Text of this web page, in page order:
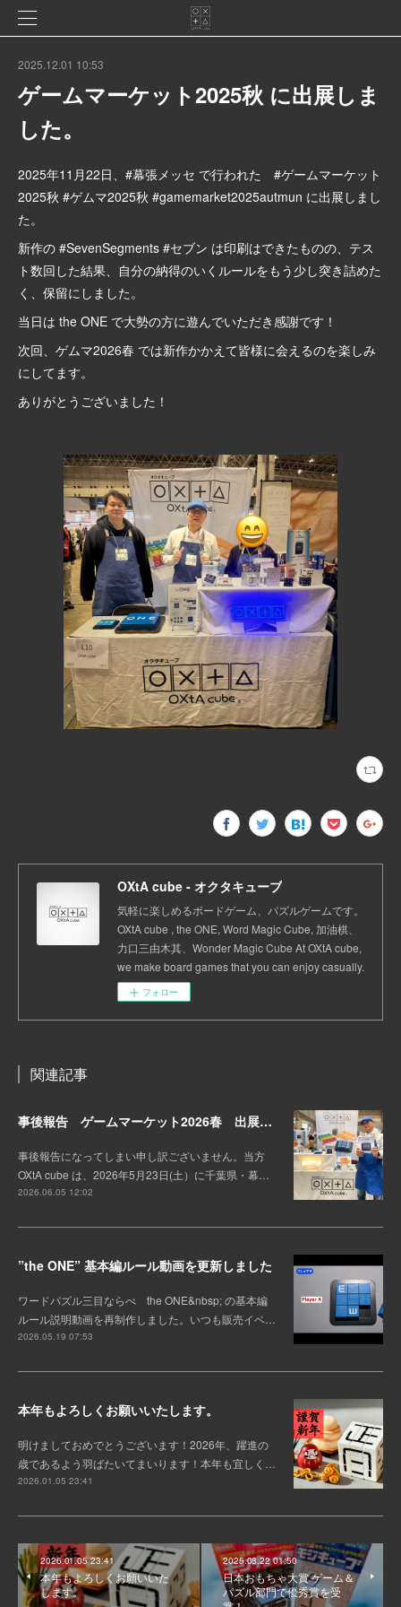
2025.12.01 10:53
ゲームマーケット2025秋 に出展しま
した。
2025年11月22日、#幕張メッセ で行われた #ゲームマーケット
2025秋 #ゲムマ2025秋 #gamemarket2025autmun に出展しまし
た。
新作の #SevenSegments #セブン は印刷はできたものの、テス
ト数回した結果、自分の納得のいくルールをもう少し突き詰めた
く、保留にしました。
当日は the ONE で大勢の方に遊んでいただき感謝です！
次回、ゲムマ2026春 では新作かかえて皆様に会えるのを楽しみ
にしてます。
ありがとうございました！
OXtA cube - オクタキューブ
気軽に楽しめるボードゲーム、パズルゲームです。
OXtA cube , the ONE, Word Magic Cube, 加油棋、
力口三由木其、Wonder Magic Cube At OXtA cube,
we make board games that you can enjoy casually.
フォロー
関連記事
事後報告 ゲームマーケット2026春 出展しました。
事後報告になってしまい申し訳ございません。当方
OXtA cube は、2026年5月23日(土）に千葉県・幕…
2026.06.05 12:02
”the ONE” 基本編ルール動画を更新しました
ワードパズル三目ならべ the ONE&nbsp; の基本編
ルール説明動画を再制作しました。いつも販売イベ…
2026.05.19 07:53
本年もよろしくお願いいたします。
明けましておめでとうございます！2026年、躍進の
歳であるよう羽ばたいてまいります！本年も宜しく…
2026.01.05 23:41
2026.01.05 23:41
本年もよろしくお願いいた
します。
2025.08.22 01:50
日本おもちゃ大賞 ゲーム＆
パズル部門で優秀賞を受